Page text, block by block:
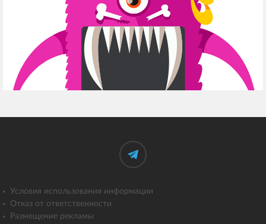
Условия использования информации
Отказ от ответственности
Размещение рекламы